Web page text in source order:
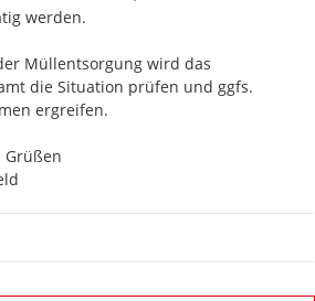
werden.
Müllentsorgung wird das
die Situation prüfen und ggfs.
ergreifen.